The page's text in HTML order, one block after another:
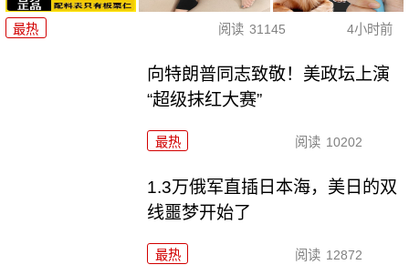
最热 阅读 31145 4小时前
向特朗普同志致敬！美政坛上演
“超级抹红大赛”
最热 阅读 10202
1.3万俄军直插日本海，美日的双
线噩梦开始了
最热 阅读 12872